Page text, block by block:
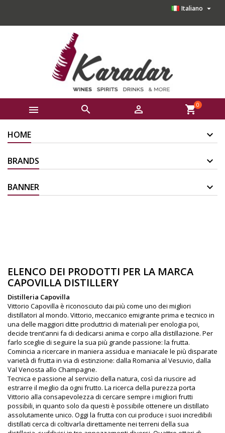
Italiano 
   shopping_cart0
HOME
BRANDS
BANNER
ELENCO DEI PRODOTTI PER LA MARCA
CAPOVILLA DISTILLERY
Distilleria Capovilla
Vittorio Capovilla è riconosciuto dai più come uno dei migliori
distillatori al mondo. Vittorio, meccanico emigrante prima e tecnico in
una delle maggiori ditte produttrici di materiali per enologia poi,
decide trent’anni fa di dedicarsi anima e corpo alla distillazione. Per
farlo sceglie di seguire la sua più grande passione: la frutta.
Comincia a ricercare in maniera assidua e maniacale le più disparate
varietà di frutta in via di estinzione: dalla Romania al Vesuvio, dalla
Val Venosta allo Champagne.
Tecnica e passione al servizio della natura, così da riuscire ad
estrarre il meglio da ogni frutto. La ricerca della purezza porta
Vittorio alla consapevolezza di cercare sempre i migliori frutti
possibili, in quanto solo da questi è possibile ottenere un distillato
assolutamente unico. Oggi la frutta con cui produce i suoi incredibili
distillati cerca di coltivarla direttamente nei terreni della sua